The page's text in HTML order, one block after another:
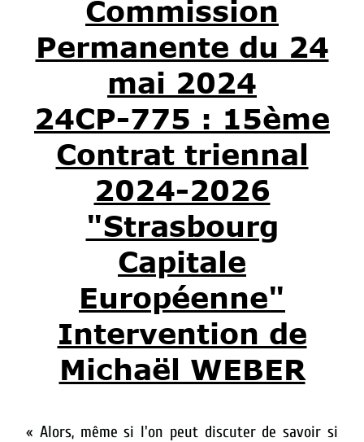
Commission
Permanente du 24
mai 2024
24CP-775 : 15ème
Contrat triennal
2024-2026
"Strasbourg
Capitale
Européenne"
Intervention de
Michaël WEBER
« Alors, même si l'on peut discuter de savoir si